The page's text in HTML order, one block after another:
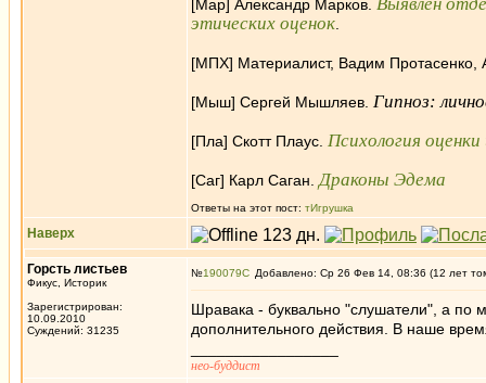
[Мар] Александр Марков.
этических оценок
[МПХ] Материалист, Вадим Протасенко,
[Мыш] Сергей Мышляев. Гипноз:
[Пла] Скотт Плаус. Психология
[Саг] Карл Саган. Драконы Эдема
Ответы на этот пост: тИгрушка
Наверх
Горсть листьев
Фикус, Историк
Зарегистрирован:
10.09.2010
Суждений: 31235
№190079 Добавлено: Ср 26 Фев 14, 08:36 (12 лет
Шравака - буквально "слушатели", а по
дополнительного действия. В наше
нео-буддист